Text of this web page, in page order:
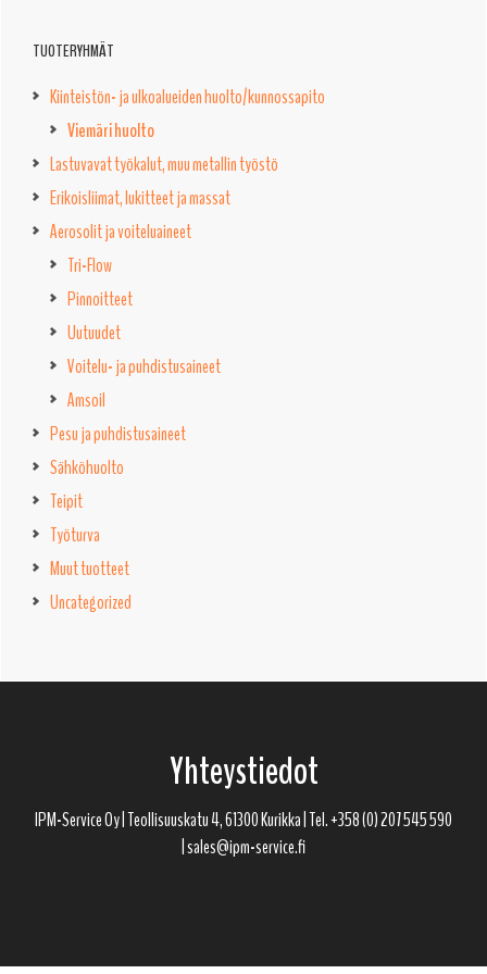
TUOTERYHMÄT
Kiinteistön- ja ulkoalueiden huolto/kunnossapito
Viemäri huolto
Lastuvavat työkalut, muu metallin työstö
Erikoisliimat, lukitteet ja massat
Aerosolit ja voiteluaineet
Tri-Flow
Pinnoitteet
Uutuudet
Voitelu- ja puhdistusaineet
Amsoil
Pesu ja puhdistusaineet
Sähköhuolto
Teipit
Työturva
Muut tuotteet
Uncategorized
Yhteystiedot
IPM-Service Oy | Teollisuuskatu 4, 61300 Kurikka | Tel. +358 (0) 207 545 590
| sales@ipm-service.fi